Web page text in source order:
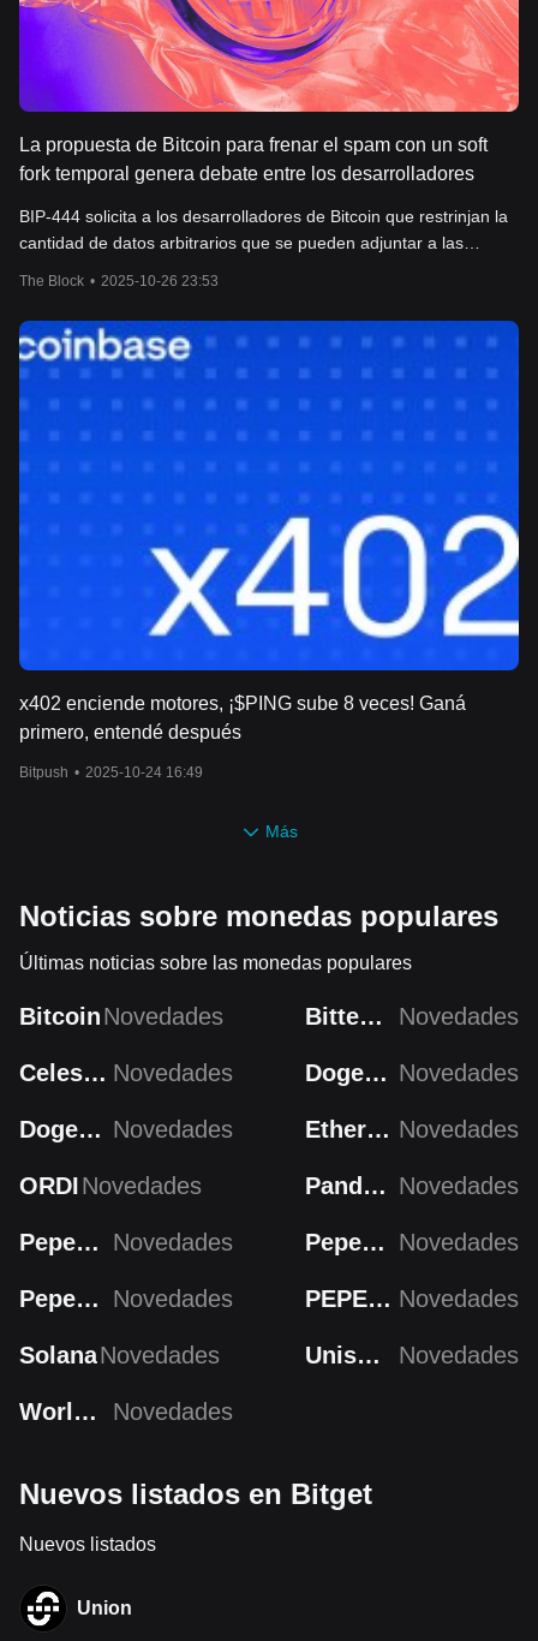
La propuesta de Bitcoin para frenar el spam con un soft
fork temporal genera debate entre los desarrolladores
BIP-444 solicita a los desarrolladores de Bitcoin que restrinjan la
cantidad de datos arbitrarios que se pueden adjuntar a las
actualización v30 Core, que eliminó los límites de datos en
OP_RETURN; los detractores dicen que la propuesta equivale a
censura a nivel del protocolo. El cambio requeriría un soft fork de
la blockchain y duraría aproximadamente un año, durante el cual
los desarrolladores podrían evaluar soluciones a más largo
The Block • 2025-10-26 23:53
x402 enciende motores, ¡$PING sube 8 veces! Ganá
primero, entendé después
Bitpush • 2025-10-24 16:49
Más
Noticias sobre monedas populares
Últimas noticias sobre las monedas populares
BitcoinNovedades Bittensor Novedades
Celestia Novedades Dogecoin Novedades
Dogecoin Novedades Ethereum Novedades
ORDINovedades Pandora Novedades
PepeCoin Novedades PepeCoin Novedades
Pepecoin Novedades PEPECOIN Novedades
SolanaNovedades Uniswap Novedades
Worldcoin Novedades
Nuevos listados en Bitget
Nuevos listados
Union